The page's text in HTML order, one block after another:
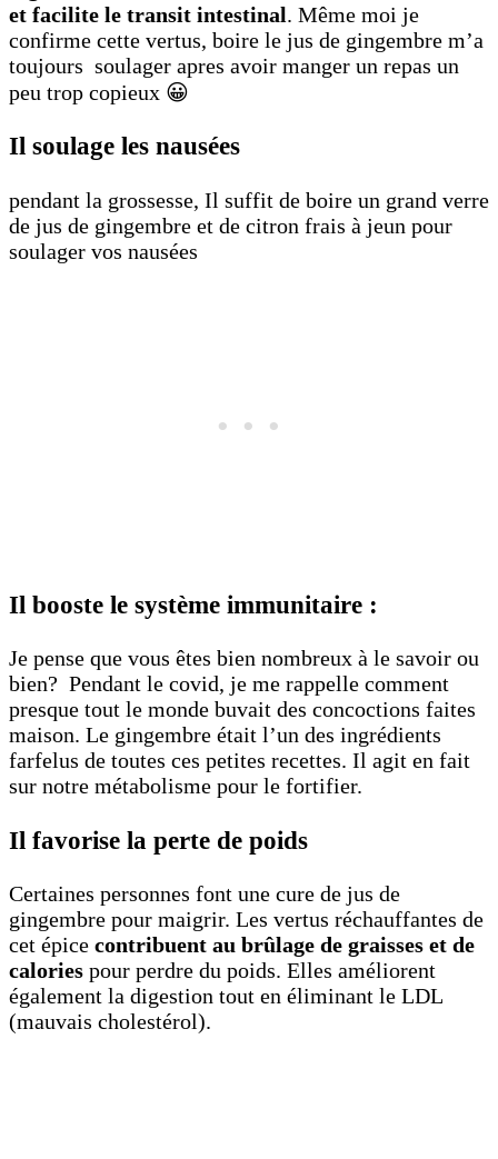
et facilite le transit intestinal. Même moi je
confirme cette vertus, boire le jus de gingembre m’a
toujours soulager apres avoir manger un repas un
peu trop copieux 😀
Il soulage les nausées
pendant la grossesse, Il suffit de boire un grand verre
de jus de gingembre et de citron frais à jeun pour
soulager vos nausées
Il booste le système immunitaire :
Je pense que vous êtes bien nombreux à le savoir ou
bien? Pendant le covid, je me rappelle comment
presque tout le monde buvait des concoctions faites
maison. Le gingembre était l’un des ingrédients
farfelus de toutes ces petites recettes. Il agit en fait
sur notre métabolisme pour le fortifier.
Il favorise la perte de poids
Certaines personnes font une cure de jus de
gingembre pour maigrir. Les vertus réchauffantes de
cet épice contribuent au brûlage de graisses et de
calories pour perdre du poids. Elles améliorent
également la digestion tout en éliminant le LDL
(mauvais cholestérol).